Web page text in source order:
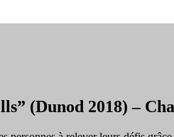
de
(Dunod 2018) –